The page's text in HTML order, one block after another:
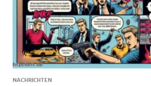
NACHRICHTEN